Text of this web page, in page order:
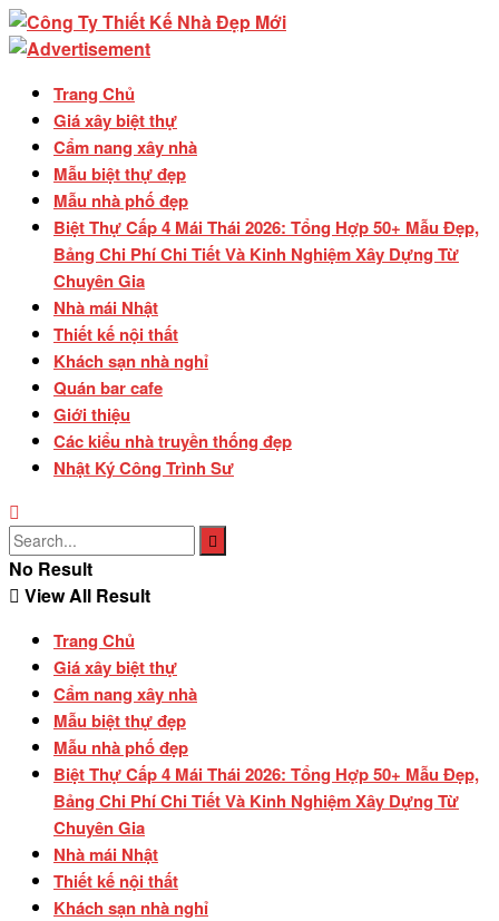
Trang Chủ
Giá xây biệt thự
Cẩm nang xây nhà
Mẫu biệt thự đẹp
Mẫu nhà phố đẹp
Biệt Thự Cấp 4 Mái Thái 2026: Tổng Hợp 50+ Mẫu Đẹp,
Bảng Chi Phí Chi Tiết Và Kinh Nghiệm Xây Dựng Từ
Chuyên Gia
Nhà mái Nhật
Thiết kế nội thất
Khách sạn nhà nghỉ
Quán bar cafe
Giới thiệu
Các kiểu nhà truyền thống đẹp
Nhật Ký Công Trình Sư
No Result
View All Result
Trang Chủ
Giá xây biệt thự
Cẩm nang xây nhà
Mẫu biệt thự đẹp
Mẫu nhà phố đẹp
Biệt Thự Cấp 4 Mái Thái 2026: Tổng Hợp 50+ Mẫu Đẹp,
Bảng Chi Phí Chi Tiết Và Kinh Nghiệm Xây Dựng Từ
Chuyên Gia
Nhà mái Nhật
Thiết kế nội thất
Khách sạn nhà nghỉ